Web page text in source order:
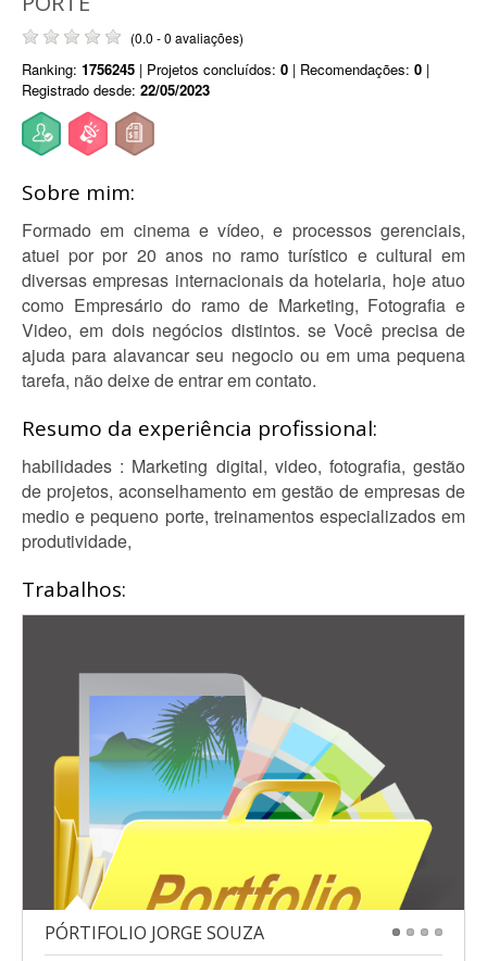
(0.0 - 0 avaliações)
Ranking: 1756245 | Projetos concluídos: 0 | Recomendações: 0 |
Registrado desde: 22/05/2023
Sobre mim:
Formado em cinema e vídeo, e processos gerenciais,
atuei por por 20 anos no ramo turístico e cultural em
diversas empresas internacionais da hotelaria, hoje atuo
como Empresário do ramo de Marketing, Fotografia e
Video, em dois negócios distintos. se Você precisa de
ajuda para alavancar seu negocio ou em uma pequena
tarefa, não deixe de entrar em contato.
Resumo da experiência profissional:
habilidades : Marketing digital, video, fotografia, gestão
de projetos, aconselhamento em gestão de empresas de
medio e pequeno porte, treinamentos especializados em
produtividade,
Trabalhos:
PÓRTIFOLIO JORGE SOUZA